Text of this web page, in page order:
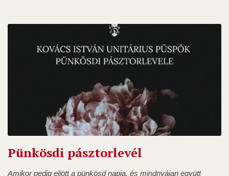
Pünkösdi pásztorlevél
Amikor pedig eljött a pünkösd napja, és mindnyájan együtt